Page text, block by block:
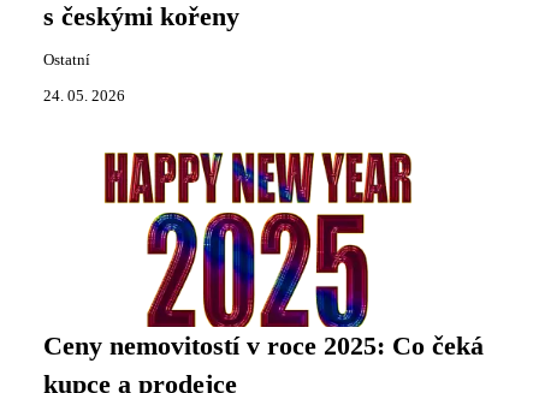
s českými kořeny
Ostatní
24. 05. 2026
Ceny nemovitostí v roce 2025: Co čeká
kupce a prodejce